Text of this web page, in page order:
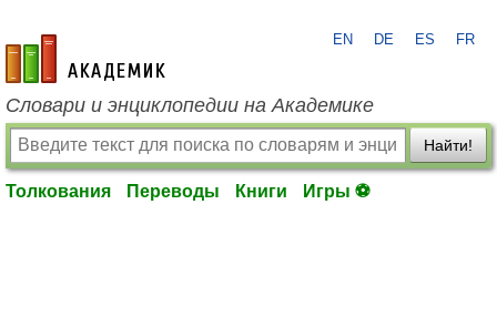
academic.ru
EN DE ES FR
Словари и энциклопедии на Академике
Найти!
Толкования Переводы Книги Игры ⚽